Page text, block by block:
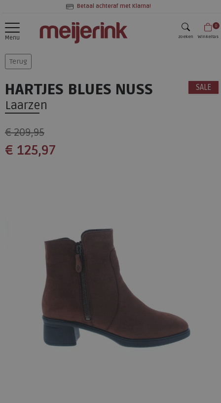
Betaal achteraf met Klarna!
Menu zoeken
0
Winkeltas
Terug
SALE
HARTJES BLUES NUSS
Laarzen
€ 209,95
€ 125,97